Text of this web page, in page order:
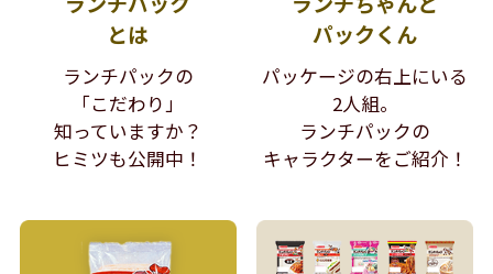
とは
ランチパックの
「こだわり」
知っていますか？
ヒミツも公開中！
パックくん
パッケージの右上にいる
2人組。
ランチパックの
キャラクターをご紹介！